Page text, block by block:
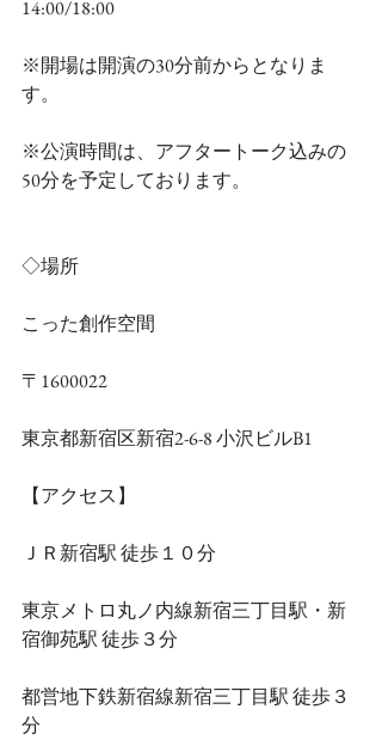
14:00/18:00
※開場は開演の30分前からとなりま
す。
※公演時間は、アフタートーク込みの
50分を予定しております。
◇場所
こった創作空間
〒1600022
東京都新宿区新宿2-6-8 小沢ビルB1
【アクセス】
ＪＲ新宿駅 徒歩１０分
東京メトロ丸ノ内線新宿三丁目駅・新
宿御苑駅 徒歩３分
都営地下鉄新宿線新宿三丁目駅 徒歩３
分